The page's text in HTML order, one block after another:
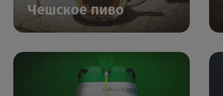
Чешское пиво